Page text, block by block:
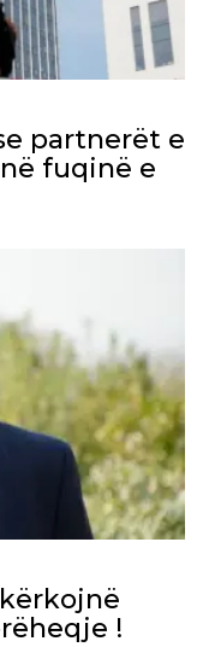
partnerët e
fuqinë e
!